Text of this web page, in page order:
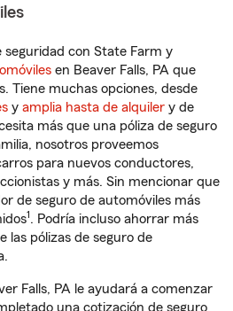
con State Farm y
en Beaver Falls, PA que
Tiene muchas opciones, desde
y amplia hasta de alquiler y de
más que una póliza de seguro
nosotros proveemos
para nuevos conductores,
y más. Sin mencionar que
de seguro de automóviles más
1. Podría incluso ahorrar más
las pólizas de seguro de
Falls, PA le ayudará a comenzar
una cotización de seguro